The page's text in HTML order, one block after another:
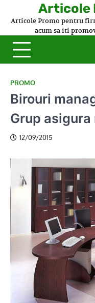
Articole
Articole Promo pentru
acum sa iti
PROMO
Birouri
Grup
12/09/2015